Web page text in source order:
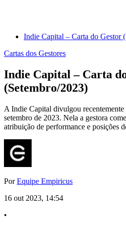
Indie Capital – Carta do Gestor
Cartas dos Gestores
Indie Capital – Carta
(Setembro/2023)
A Indie Capital divulgou recentemente
setembro de 2023. Nela a gestora
atribuição de performance e posições
PorEquipe Empiricus
16 out 2023, 14:54
•